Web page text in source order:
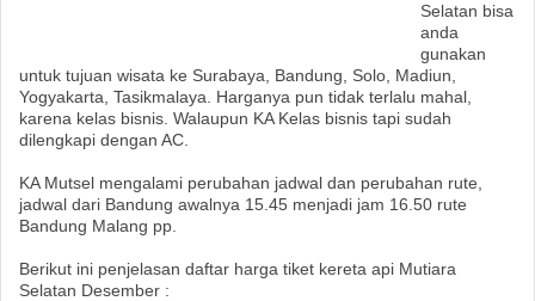
Selatan bisa
anda
gunakan
untuk tujuan wisata ke Surabaya, Bandung, Solo, Madiun,
Yogyakarta, Tasikmalaya. Harganya pun tidak terlalu mahal,
karena kelas bisnis. Walaupun KA Kelas bisnis tapi sudah
dilengkapi dengan AC.
KA Mutsel mengalami perubahan jadwal dan perubahan rute,
jadwal dari Bandung awalnya 15.45 menjadi jam 16.50 rute
Bandung Malang pp.
Berikut ini penjelasan daftar harga tiket kereta api Mutiara
Selatan Desember :